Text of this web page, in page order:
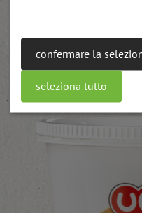
confermare la
seleziona tutto
weitere